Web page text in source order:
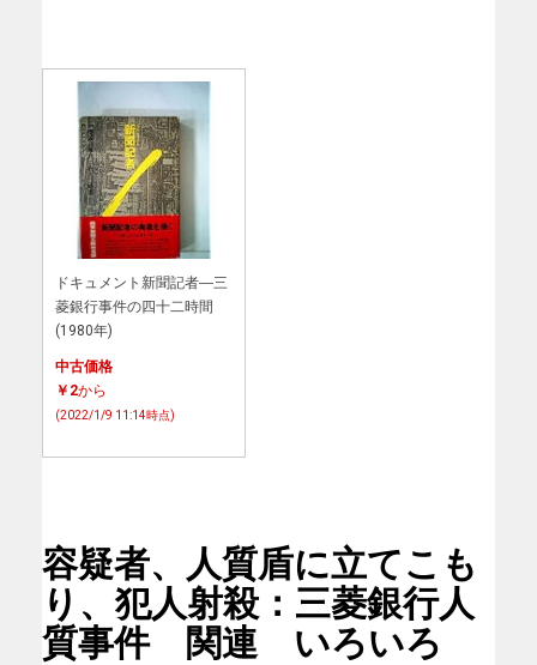
ドキュメント新聞記者―三
菱銀行事件の四十二時間
(1980年)
中古価格
￥2から
(2022/1/9 11:14時点)
容疑者、人質盾に立てこも
り、犯人射殺：三菱銀行人
質事件 関連 いろいろ